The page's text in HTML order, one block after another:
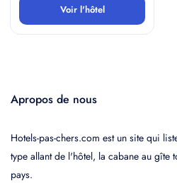
Voir l'hôtel
Apropos de nous
Hotels-pas-chers.com est un site qui
type allant de l'hôtel, la cabane au gîte
pays.